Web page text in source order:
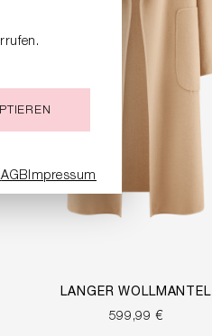
LANGER WOLLMANTEL
599,99 €
AGBImpressum